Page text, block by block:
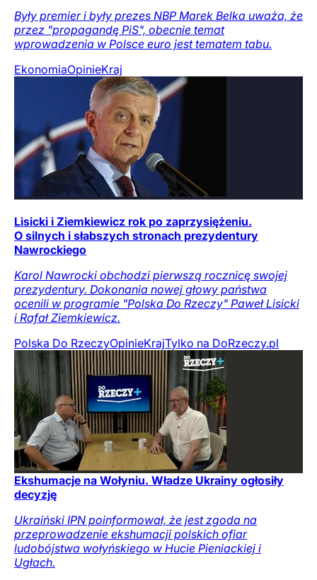
Były premier i były prezes NBP Marek Belka uważa, że
przez "propagandę PiS", obecnie temat
wprowadzenia w Polsce euro jest tematem tabu.
EkonomiaOpinieKraj
Lisicki i Ziemkiewicz rok po zaprzysiężeniu.
O silnych i słabszych stronach prezydentury
Nawrockiego
Karol Nawrocki obchodzi pierwszą rocznicę swojej
prezydentury. Dokonania nowej głowy państwa
ocenili w programie "Polska Do Rzeczy" Paweł Lisicki
i Rafał Ziemkiewicz.
Polska Do RzeczyOpinieKrajTylko na DoRzeczy.pl
Ekshumacje na Wołyniu. Władze Ukrainy ogłosiły
decyzję
Ukraiński IPN poinformował, że jest zgoda na
przeprowadzenie ekshumacji polskich ofiar
ludobójstwa wołyńskiego w Hucie Pieniackiej i
Ugłach.